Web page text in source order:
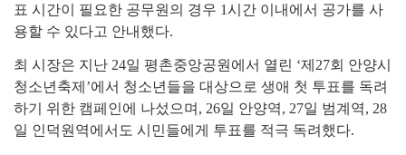
표 시간이 필요한 공무원의 경우 1시간 이내에서 공가를 사
용할 수 있다고 안내했다.
최 시장은 지난 24일 평촌중앙공원에서 열린 ‘제 27회 안양시
청소년축제 ’에서 청소년들을 대상으로 생애 첫 투표를 독려
하기 위한 캠페인에 나섰으며 , 26일 안양역, 27일 범계역, 28
일 인덕원역에서도 시민들에게 투표를 적극 독려했다.